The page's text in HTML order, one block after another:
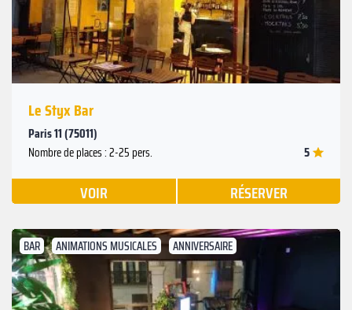
Le Styx Bar
Paris 11 (75011)
Nombre de places : 2-25 pers. 5
VOIR RÉSERVER
BAR ANIMATIONS MUSICALES ANNIVERSAIRE